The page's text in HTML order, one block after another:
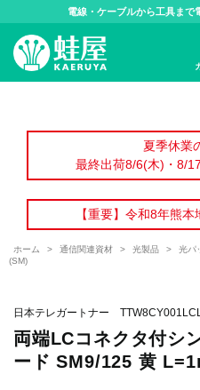
電線・ケーブルから工具まで
夏季休業
最終出荷8/6(木)・8/
【重要】令和8年熊
ホーム > 通信関連資材 > 光製品 > 光パ
(SM)
日本テレガートナー
両端LCコネクタ付シ
ード SM9/125 黄